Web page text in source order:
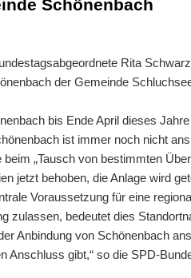
Schönenbach
Rita
der Gemeinde
bis Ende April dieses
ist immer noch nicht
„Tausch von bestimmten
jetzt behoben, die Anlage wird
Voraussetzung für eine
zulassen, bedeutet dies
Anbindung von Schönenbach
Anschluss gibt,“ so die SPD-